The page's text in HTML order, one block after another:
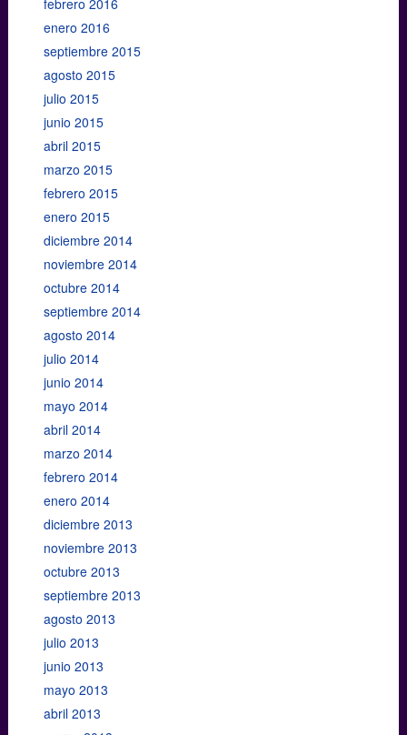
enero 2016
septiembre 2015
agosto 2015
julio 2015
junio 2015
abril 2015
marzo 2015
febrero 2015
enero 2015
diciembre 2014
noviembre 2014
octubre 2014
septiembre 2014
agosto 2014
julio 2014
junio 2014
mayo 2014
abril 2014
marzo 2014
febrero 2014
enero 2014
diciembre 2013
noviembre 2013
octubre 2013
septiembre 2013
agosto 2013
julio 2013
junio 2013
mayo 2013
abril 2013